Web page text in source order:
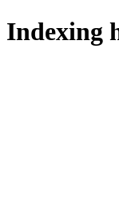
Indexing